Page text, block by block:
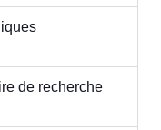
de recherche